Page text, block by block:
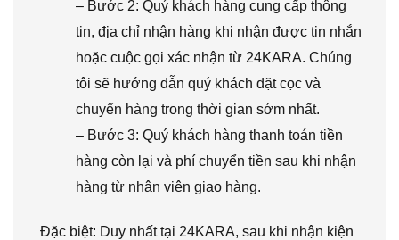
– Bước 2: Quý khách hàng cung cấp thông
tin, địa chỉ nhận hàng khi nhận được tin nhắn
hoặc cuộc gọi xác nhận từ 24KARA. Chúng
tôi sẽ hướng dẫn quý khách đặt cọc và
chuyển hàng trong thời gian sớm nhất.
– Bước 3: Quý khách hàng thanh toán tiền
hàng còn lại và phí chuyển tiền sau khi nhận
hàng từ nhân viên giao hàng.
Đặc biệt: Duy nhất tại 24KARA, sau khi nhận kiện